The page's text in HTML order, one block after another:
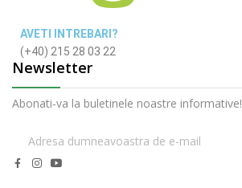
AVETI INTREBARI?
(+40) 215 28 03 22
Newsletter
Abonati-va la buletinele noastre informative!